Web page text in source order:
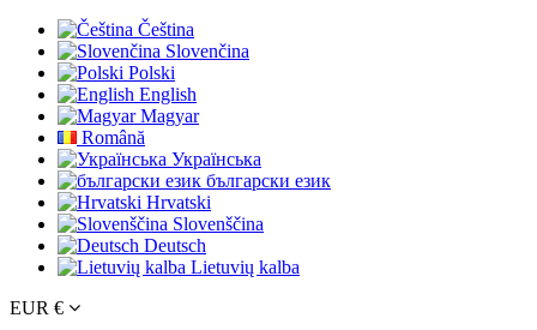
Čeština
Slovenčina
Polski
English
Magyar
Română
Українська
български език
Hrvatski
Slovenščina
Deutsch
Lietuvių kalba
EUR €